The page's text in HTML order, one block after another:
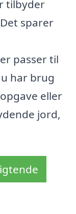
tilbyder
sparer
passer til
har brug
eller
jord,